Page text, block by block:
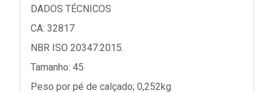
DADOS TÉCNICOS
CA: 32817
NBR ISO 20347:2015.
Tamanho: 45
Peso por pé de calçado; 0,252kg